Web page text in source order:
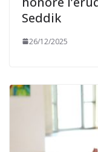
Seddik
26/12/2025